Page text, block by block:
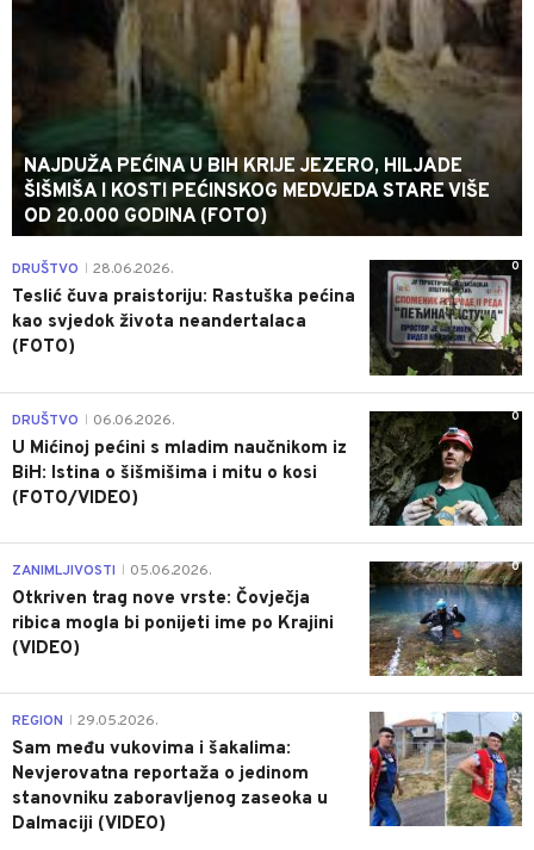
NAJDUŽA PEĆINA U BIH KRIJE JEZERO, HILJADE
ŠIŠMIŠA I KOSTI PEĆINSKOG MEDVJEDA STARE VIŠE
OD 20.000 GODINA (FOTO)
0
DRUŠTVO 28.06.2026.
Teslić čuva praistoriju: Rastuška pećina
kao svjedok života neandertalaca
(FOTO)
0
DRUŠTVO 06.06.2026.
U Mićinoj pećini s mladim naučnikom iz
BiH: Istina o šišmišima i mitu o kosi
(FOTO/VIDEO)
0
ZANIMLJIVOSTI 05.06.2026.
Otkriven trag nove vrste: Čovječja
ribica mogla bi ponijeti ime po Krajini
(VIDEO)
0
REGION 29.05.2026.
Sam među vukovima i šakalima:
Nevjerovatna reportaža o jedinom
stanovniku zaboravljenog zaseoka u
Dalmaciji (VIDEO)